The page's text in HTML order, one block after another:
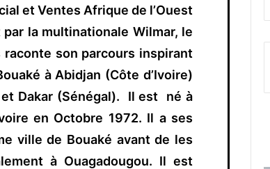
et Ventes Afrique de l’Ouest
la multinationale Wilmar, le
son parcours inspirant
à Abidjan (Côte d’Ivoire)
Dakar (Sénégal). Il est
né à
en Octobre 1972. Il a ses
ville de Bouaké avant de les
à Ouagadougou. Il est